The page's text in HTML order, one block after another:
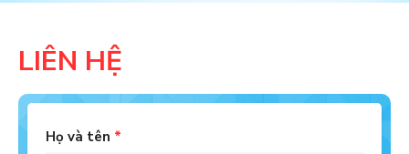
LIÊN HỆ
Họ và tên *